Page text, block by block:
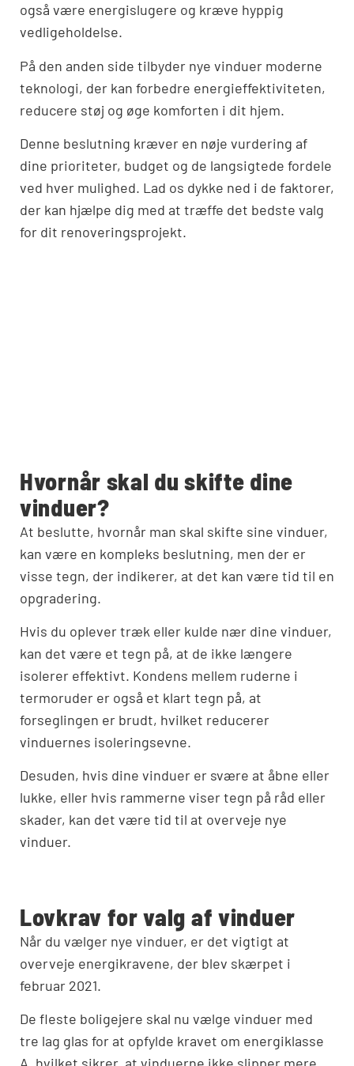
også være energislugere og kræve hyppig
vedligeholdelse.
På den anden side tilbyder nye vinduer moderne
teknologi, der kan forbedre energieffektiviteten,
reducere støj og øge komforten i dit hjem.
Denne beslutning kræver en nøje vurdering af
dine prioriteter, budget og de langsigtede fordele
ved hver mulighed. Lad os dykke ned i de faktorer,
der kan hjælpe dig med at træffe det bedste valg
for dit renoveringsprojekt.
Hvornår skal du skifte dine
vinduer?
At beslutte, hvornår man skal skifte sine vinduer,
kan være en kompleks beslutning, men der er
visse tegn, der indikerer, at det kan være tid til en
opgradering.
Hvis du oplever træk eller kulde nær dine vinduer,
kan det være et tegn på, at de ikke længere
isolerer effektivt. Kondens mellem ruderne i
termoruder er også et klart tegn på, at
forseglingen er brudt, hvilket reducerer
vinduernes isoleringsevne.
Desuden, hvis dine vinduer er svære at åbne eller
lukke, eller hvis rammerne viser tegn på råd eller
skader, kan det være tid til at overveje nye
vinduer.
Lovkrav for valg af vinduer
Når du vælger nye vinduer, er det vigtigt at
overveje energikravene, der blev skærpet i
februar 2021.
De fleste boligejere skal nu vælge vinduer med
tre lag glas for at opfylde kravet om energiklasse